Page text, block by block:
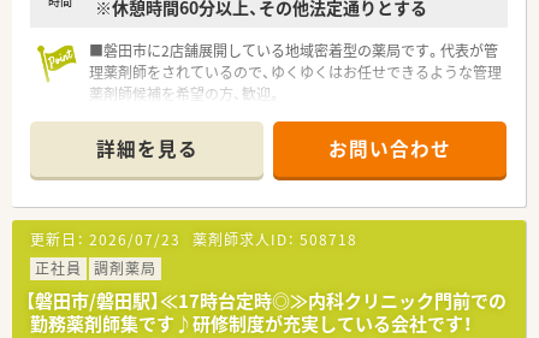
※休憩時間60分以上、その他法定通りとする
■磐田市に2店舗展開している地域密着型の薬局です。代表が管
理薬剤師をされているので、ゆくゆくはお任せできるような管理
薬剤師候補を希望の方、歓迎。
年間休日120日あり、残業もほぼありませんので、無理なくご
勤務いただけます。
■在宅患者を受け持つドクターからの依頼や地域医療へのより
深い貢献を！という考えから、クラス100のクリーンベンチがク
ラス10000の無菌調剤室の中に設置されております。また、別室
には安全キャビネットもございます。これにより在宅医療にお
いて点滴調剤や抗がん剤調剤が可能。完成時には近隣の医療機
関向けにお披露目会を開催し、在宅患者を受け持つドクターから
は好評で現在も居宅を中心に在宅対応は増加しております。
詳細を見る お問い合わせ
更新日： 2026/07/23 薬剤師求人ID： 508718
正社員
調剤薬局
【磐田市/磐田駅】≪17時台定時◎≫内科クリニック門前での
勤務薬剤師集です♪研修制度が充実している会社です！